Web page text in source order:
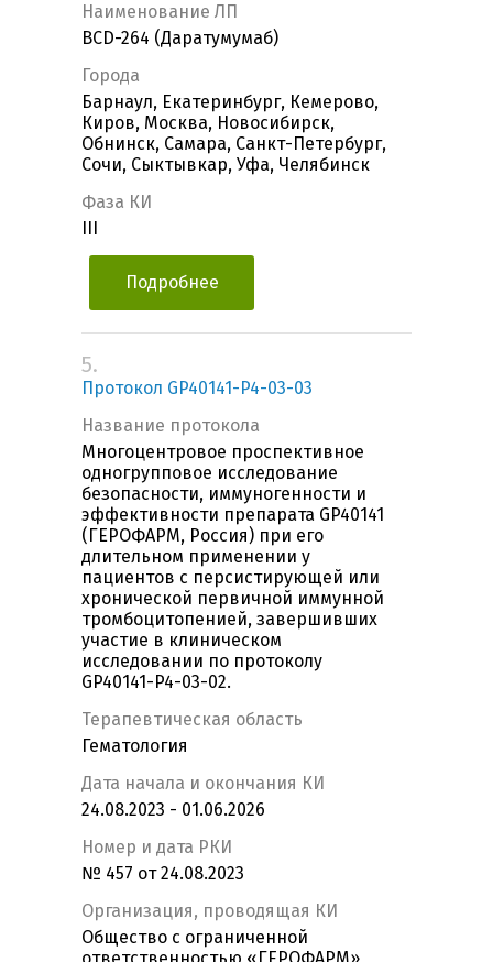
Наименование ЛП
BCD-264 (Даратумумаб)
Города
Барнаул, Екатеринбург, Кемерово,
Киров, Москва, Новосибирск,
Обнинск, Самара, Санкт-Петербург,
Сочи, Сыктывкар, Уфа, Челябинск
Фаза КИ
Подробнее
5.
Протокол GP40141-P4-03-03
Название протокола
Многоцентровое проспективное
одногрупповое исследование
безопасности, иммуногенности и
эффективности препарата GP40141
(ГЕРОФАРМ, Россия) при его
длительном применении у
пациентов с персистирующей или
хронической первичной иммунной
тромбоцитопенией, завершивших
участие в клиническом
исследовании по протоколу
GP40141-P4-03-02.
Терапевтическая область
Гематология
Дата начала и окончания КИ
24.08.2023 - 01.06.2026
Номер и дата РКИ
№ 457 от 24.08.2023
Организация, проводящая КИ
Общество с ограниченной